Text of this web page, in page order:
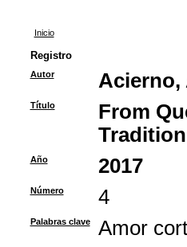
Inicio
Registro
Autor Acierno,
Título
From
Año 2017
Número 4
Palabras clave Amor